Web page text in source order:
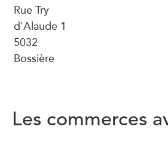
Rue Try
d'Alaude 1
5032
Bossière
Les commerces